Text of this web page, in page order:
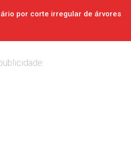
por corte irregular de árvores